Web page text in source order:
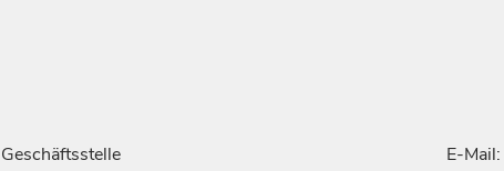
Geschäftsstelle
E-Mail: